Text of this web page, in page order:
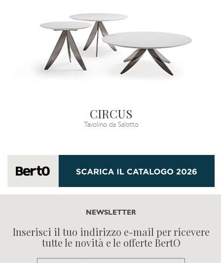
CIRCUS
Tavolino da Salotto
NEWSLETTER
Inserisci il tuo indirizzo e-mail per ricevere
tutte le novità e le offerte BertO